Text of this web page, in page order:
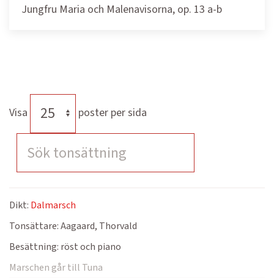
Jungfru Maria och Malenavisorna, op. 13 a-b
Visa poster per sida
Dikt: Dalmarsch
Tonsättare:Aagaard, Thorvald
Besättning: röst och piano
Marschen går till Tuna